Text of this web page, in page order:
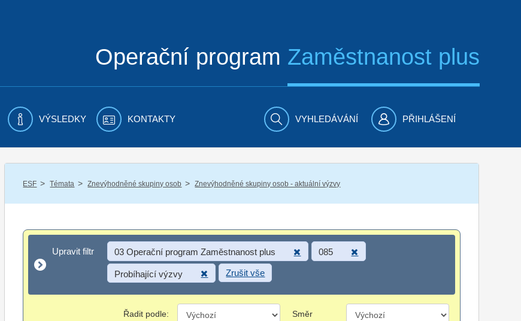
Operační program Zaměstnanost plus
VÝSLEDKY KONTAKTY VYHLEDÁVÁNÍ PŘIHLÁŠENÍ
ESF / Témata / Znevýhodněné skupiny osob / Znevýhodněné skupiny osob - aktuální výzvy
Upravit filtr
Upravit filtr 03 Operační program Zaměstnanost plus 085
Probíhající výzvy Zrušit vše
Řadit podle: Směr